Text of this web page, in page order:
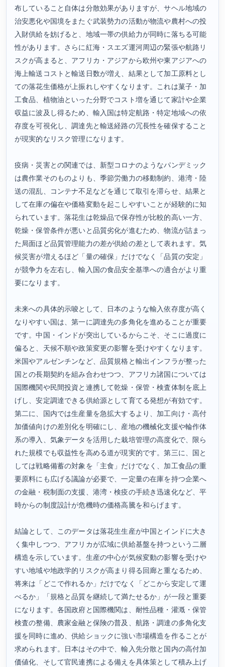
布していること自体は分散効果がありますが、サヘル地域の
治安悪化や国境をまたぐ武装勢力の活動が物流や農村への投
入財供給を妨げると、地域一帯の供給力が同時に落ちる可能
性があります。さらに紅海・スエズ運河周辺の緊張や航路リ
スクが高まると、アフリカ・アジアから欧州や東アジアへの
海上輸送コストと輸送日数が増え、結果として加工原料とし
ての落花生価格が上振れしやすくなります。これは菓子・加
工食品、植物油といった分野でコスト増を通じて家計や企業
収益に波及し得るため、輸入国は特定航路・特定地域への依
存度を可視化し、調達先と輸送経路の冗長性を確保すること
が現実的なリスク管理になります。
疫病・災害との関連では、新型コロナのようなパンデミック
は農作業そのものよりも、季節労働力の移動制約、港湾・陸
送の混乱、コンテナ不足などを通じて取引を滞らせ、結果と
して在庫の偏在や価格変動を起こしやすいことが経験的に知
られています。落花生は乾燥品で保存性が比較的高い一方、
乾燥・保管条件が悪いと品質劣化が進むため、物流が詰まっ
た局面ほど品質管理能力の差が供給の差として表れます。気
候災害が増えるほど「量の確保」だけでなく「品質の安定」
が競争力を左右し、輸入国の食品安全基準への適合がより重
要になります。
未来への具体的示唆として、日本のような輸入依存度が高く
なりやすい国は、第一に調達先の多角化を進めることが重要
です。中国・インドが突出しているからこそ、そこに過度に
偏ると、天候不順や政策変更の影響を受けやすくなります。
米国やアルゼンチンなど、品質規格と輸出インフラが整った
国との長期契約を組み合わせつつ、アフリカ諸国については
国際機関や民間投資と連携して乾燥・保管・検査体制を底上
げし、安定調達できる供給源として育てる発想が有効です。
第二に、国内では生産量を急拡大するより、加工向け・高付
加価値向けの差別化を明確にし、産地の機械化支援や輪作体
系の導入、気象データを活用した栽培管理の高度化で、限ら
れた規模でも収益性を高める道が現実的です。第三に、国と
しては戦略備蓄の対象を「主食」だけでなく、加工食品の重
要原料にも広げる議論が必要で、一定量の在庫を持つ企業へ
の金融・税制面の支援、港湾・検疫の手続き迅速化など、平
時からの制度設計が危機時の価格高騰を和らげます。
結論として、このデータは落花生生産が中国とインドに大き
く集中しつつ、アフリカが広域に供給基盤を持つという二層
構造を示しています。生産の中心が気候変動の影響を受けや
すい地域や地政学的リスクが高まり得る回廊と重なるため、
将来は「どこで作れるか」だけでなく「どこから安定して運
べるか」「規格と品質を継続して満たせるか」が一段と重要
になります。各国政府と国際機関は、耐性品種・灌漑・保管
検査の整備、農家金融と保険の普及、航路・調達の多角化支
援を同時に進め、供給ショックに強い市場構造を作ることが
求められます。日本はその中で、輸入先分散と国内の高付加
価値化、そして官民連携による備えを具体策として積み上げ